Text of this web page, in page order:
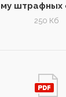
штрафных
250 Кб